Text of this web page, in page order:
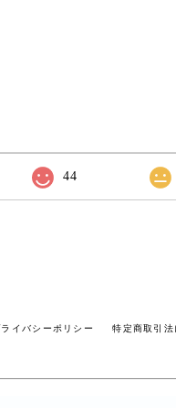
44
ライバシーポリシー 特定商取引法